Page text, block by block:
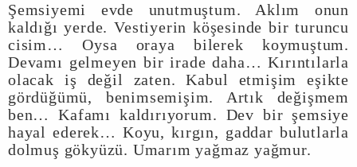
Şemsiyemi evde unutmuştum. Aklım onun
kaldığı yerde. Vestiyerin köşesinde bir turuncu
cisim… Oysa oraya bilerek koymuştum.
Devamı gelmeyen bir irade daha… Kırıntılarla
olacak iş değil zaten. Kabul etmişim eşikte
gördüğümü, benimsemişim. Artık değişmem
ben… Kafamı kaldırıyorum. Dev bir şemsiye
hayal ederek… Koyu, kırgın, gaddar bulutlarla
dolmuş gökyüzü. Umarım yağmaz yağmur.